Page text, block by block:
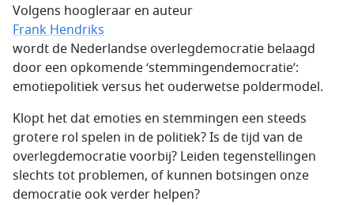
Volgens hoogleraar en auteur
Frank Hendriks
wordt de Nederlandse overlegdemocratie belaagd
door een opkomende ‘stemmingendemocratie’:
emotiepolitiek versus het ouderwetse poldermodel.
Klopt het dat emoties en stemmingen een steeds
grotere rol spelen in de politiek? Is de tijd van de
overlegdemocratie voorbij? Leiden tegenstellingen
slechts tot problemen, of kunnen botsingen onze
democratie ook verder helpen?